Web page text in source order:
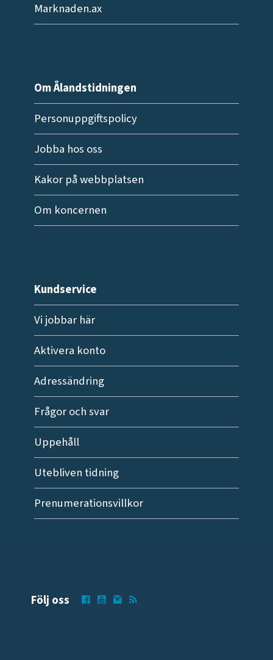
Marknaden.ax
Om Ålandstidningen
Personuppgiftspolicy
Jobba hos oss
Kakor på webbplatsen
Om koncernen
Kundservice
Vi jobbar här
Aktivera konto
Adressändring
Frågor och svar
Uppehåll
Utebliven tidning
Prenumerationsvillkor
Följ oss